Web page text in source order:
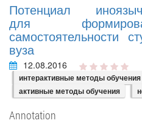
Потенциал
для
самостоятельности
вуза
12.08.2016
интерактивные методы обучения
активные методы обучения
Annotation